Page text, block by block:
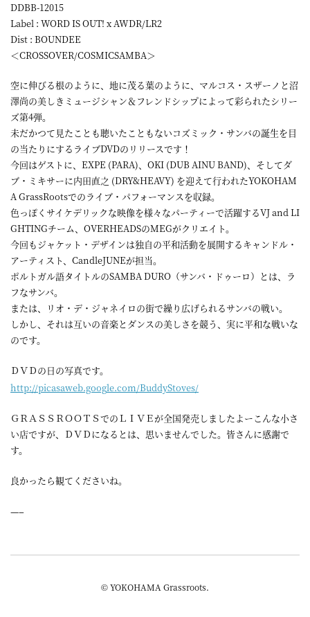
DDBB-12015
Label : WORD IS OUT! x AWDR/LR2
Dist : BOUNDEE
＜CROSSOVER/COSMICSAMBA＞
空に伸びる根のように、地に茂る葉のように、マルコス・スザーノと沼
澤尚の美しきミュージシャン＆フレンドシップによって彩られたシリー
ズ第4弾。
未だかつて見たことも聴いたこともないコズミック・サンバの誕生を目
の当たりにするライブDVDのリリースです！
今回はゲストに、EXPE (PARA)、OKI (DUB AINU BAND)、そしてダ
ブ・ミキサーに内田直之 (DRY&HEAVY) を迎えて行われたYOKOHAM
A GrassRootsでのライブ・パフォーマンスを収録。
色っぽくサイケデリックな映像を様々なパーティーで活躍するVJ and LI
GHTINGチーム、OVERHEADSのMEGがクリエイト。
今回もジャケット・デザインは独自の平和活動を展開するキャンドル・
アーティスト、CandleJUNEが担当。
ポルトガル語タイトルのSAMBA DURO（サンバ・ドゥーロ）とは、ラ
フなサンバ。
または、リオ・デ・ジャネイロの街で繰り広げられるサンバの戦い。
しかし、それは互いの音楽とダンスの美しさを競う、実に平和な戦いな
のです。
ＤＶＤの日の写真です。
http://picasaweb.google.com/BuddyStoves/
ＧＲＡＳＳＲＯＯＴＳでのＬＩＶＥが全国発売しましたよーこんな小さ
い店ですが、ＤＶＤになるとは、思いませんでした。皆さんに感謝で
す。
良かったら観てくださいね。
—–
© YOKOHAMA Grassroots.